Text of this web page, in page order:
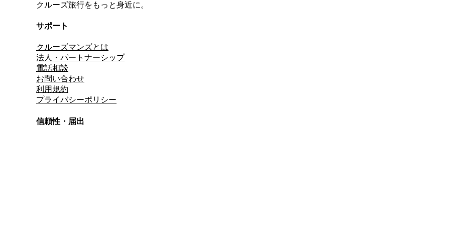
クルーズ旅行をもっと身近に。
サポート
クルーズマンズとは
法人・パートナーシップ
電話相談
お問い合わせ
利用規約
プライバシーポリシー
信頼性・届出